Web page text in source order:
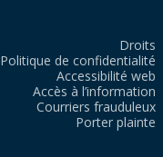
Droits
Politique de confidentialité
Accessibilité web
Accès à l’information
Courriers frauduleux
Porter plainte